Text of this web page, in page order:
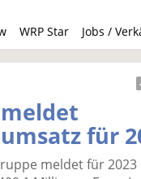
WRP Star Jobs /
für
meldet für 2023